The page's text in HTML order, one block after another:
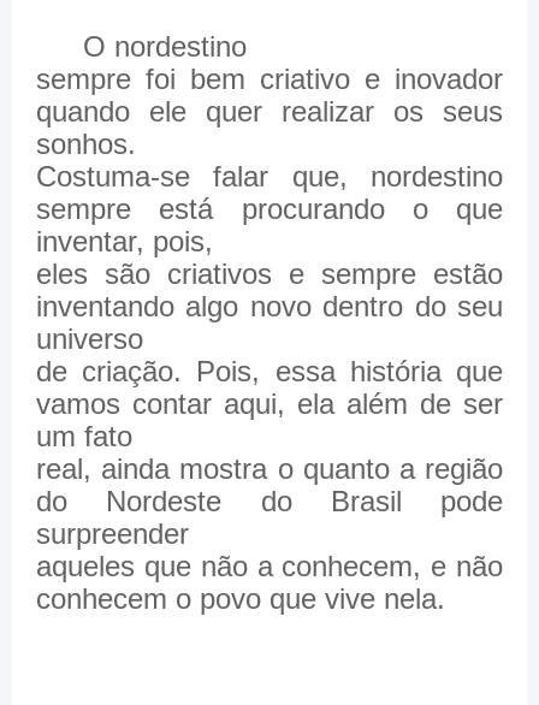
O nordestino
sempre foi bem criativo e inovador
quando ele quer realizar os seus
sonhos.
Costuma-se falar que, nordestino
sempre está procurando o que
inventar, pois,
eles são criativos e sempre estão
inventando algo novo dentro do seu
universo
de criação. Pois, essa história que
vamos contar aqui, ela além de ser
um fato
real, ainda mostra o quanto a região
do Nordeste do Brasil pode
surpreender
aqueles que não a conhecem, e não
conhecem o povo que vive nela.